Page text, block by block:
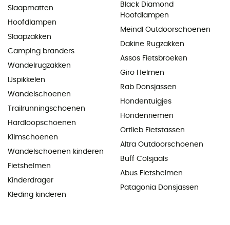
Slaapmatten
Hoofdlampen
Slaapzakken
Camping branders
Wandelrugzakken
IJspikkelen
Wandelschoenen
Trailrunningschoenen
Hardloopschoenen
Klimschoenen
Wandelschoenen kinderen
Fietshelmen
Kinderdrager
Kleding kinderen
Black Diamond
Hoofdlampen
Meindl Outdoorschoenen
Dakine Rugzakken
Assos Fietsbroeken
Giro Helmen
Rab Donsjassen
Hondentuigjes
Hondenriemen
Ortlieb Fietstassen
Altra Outdoorschoenen
Buff Colsjaals
Abus Fietshelmen
Patagonia Donsjassen